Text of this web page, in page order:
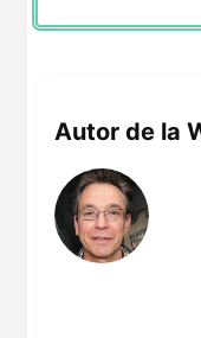
Autor de la